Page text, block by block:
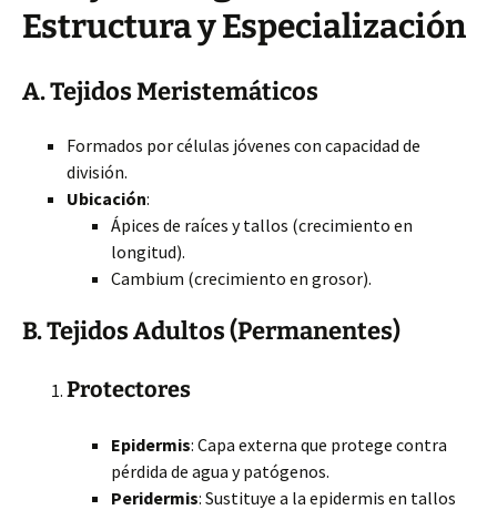
Estructura y Especialización
A. Tejidos Meristemáticos
Formados por células jóvenes con capacidad de
división.
Ubicación:
Ápices de raíces y tallos (crecimiento en
longitud).
Cambium (crecimiento en grosor).
B. Tejidos Adultos (Permanentes)
Protectores
Epidermis: Capa externa que protege contra
pérdida de agua y patógenos.
Peridermis: Sustituye a la epidermis en tallos